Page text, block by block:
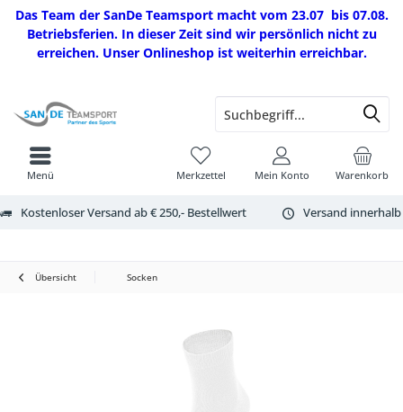
Das Team der SanDe Teamsport macht vom 23.07 bis 07.08.
Betriebsferien. In dieser Zeit sind wir persönlich nicht zu
erreichen. Unser Onlineshop ist weiterhin erreichbar.
Kostenloser Versand ab € 250,- Bestellwert Versand
Warenkorb
Merkzettel Mein Konto
Menü
Übersicht Socken